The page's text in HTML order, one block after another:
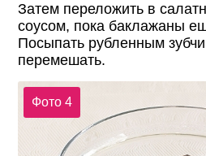
Затем переложить в
соусом, пока баклажаны
Посыпать рубленным
перемешать.
Фото 4